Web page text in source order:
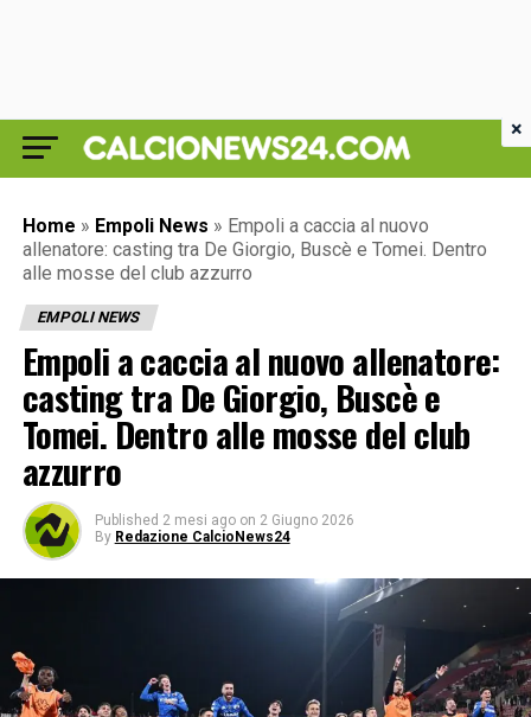
Home » Empoli News » Empoli a caccia al nuovo
allenatore: casting tra De Giorgio, Buscè e Tomei. Dentro
alle mosse del club azzurro
EMPOLI NEWS
Empoli a caccia al nuovo allenatore:
casting tra De Giorgio, Buscè e
Tomei. Dentro alle mosse del club
azzurro
Published 2 mesi ago on 2 Giugno 2026
By Redazione CalcioNews24
×